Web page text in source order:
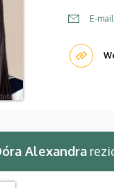
E-mail
Alexandra